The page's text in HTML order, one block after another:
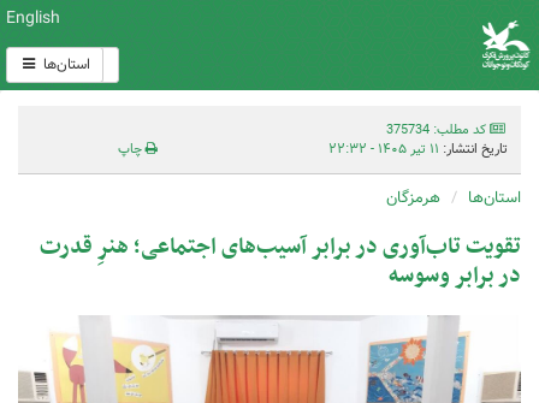
English
استان‌ها
کد مطلب: 375734
تاریخ انتشار: ۱۱ تیر ۱۴۰۵ - ۲۲:۳۲ چاپ
استان‌ها هرمزگان
تقویت تاب‌آوری در برابر آسیب‌های اجتماعی؛ هنرِ قدرت
در برابر وسوسه